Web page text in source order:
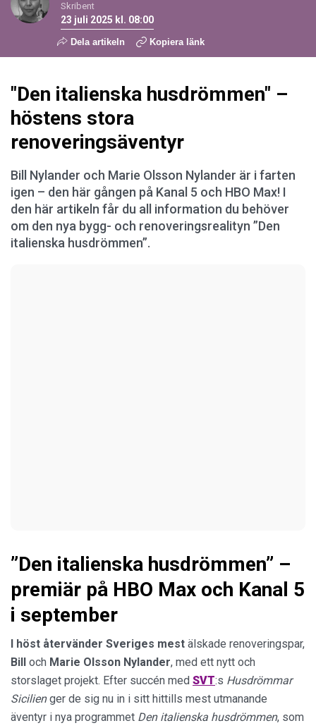
Skribent
23 juli 2025 kl. 08:00
Dela artikeln Kopiera länk
"Den italienska husdrömmen" –
höstens stora
renoveringsäventyr
Bill Nylander och Marie Olsson Nylander är i farten
igen – den här gången på Kanal 5 och HBO Max! I
den här artikeln får du all information du behöver
om den nya bygg- och renoveringsrealityn ”Den
italienska husdrömmen”.
”Den italienska husdrömmen” –
premiär på HBO Max och Kanal 5
i september
I höst återvänder Sveriges mest älskade renoveringspar,
Bill och Marie Olsson Nylander, med ett nytt och
storslaget projekt. Efter succén med SVT:s Husdrömmar
Sicilienger de sig nu in i sitt hittills mest utmanande
äventyr i nya programmet Den italienska husdrömmen, som